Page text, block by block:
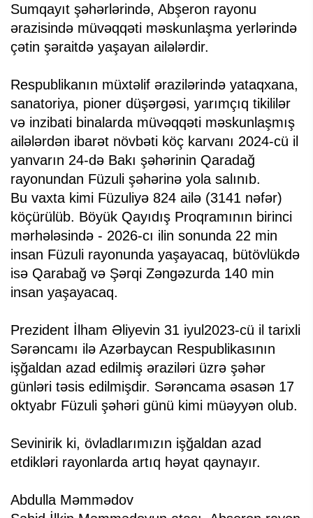
Sumqayıt şəhərlərində, Abşeron rayonu
ərazisində müvəqqəti məskunlaşma yerlərində
çətin şəraitdə yaşayan ailələrdir.
Respublikanın müxtəlif ərazilərində yataqxana,
sanatoriya, pioner düşərgəsi, yarımçıq tikililər
və inzibati binalarda müvəqqəti məskunlaşmış
ailələrdən ibarət növbəti köç karvanı 2024-cü il
yanvarın 24-də Bakı şəhərinin Qaradağ
rayonundan Füzuli şəhərinə yola salınıb.
Bu vaxta kimi Füzuliyə 824 ailə (3141 nəfər)
köçürülüb. Böyük Qayıdış Proqramının birinci
mərhələsində - 2026-cı ilin sonunda 22 min
insan Füzuli rayonunda yaşayacaq, bütövlükdə
isə Qarabağ və Şərqi Zəngəzurda 140 min
insan yaşayacaq.
Prezident İlham Əliyevin 31 iyul2023-cü il tarixli
Sərəncamı ilə Azərbaycan Respublikasının
işğaldan azad edilmiş əraziləri üzrə şəhər
günləri təsis edilmişdir. Sərəncama əsasən 17
oktyabr Füzuli şəhəri günü kimi müəyyən olub.
Sevinirik ki, övladlarımızın işğaldan azad
etdikləri rayonlarda artıq həyat qaynayır.
Abdulla Məmmədov